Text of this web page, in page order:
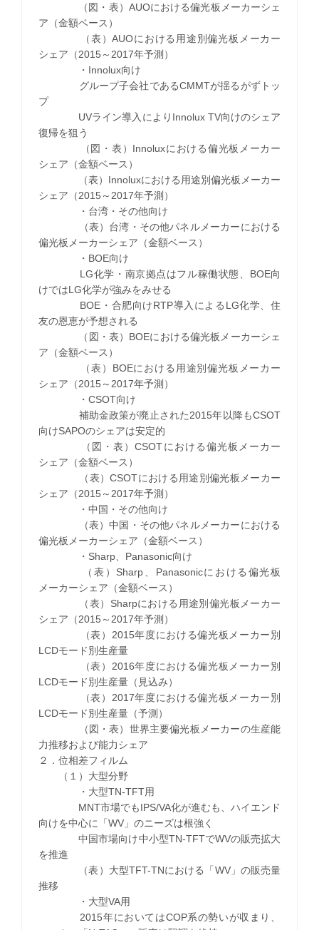
（図・表）AUOにおける偏光板メーカーシェ
ア（金額ベース）
（表）AUOにおける用途別偏光板メーカー
シェア（2015～2017年予測）
・Innolux向け
グループ子会社であるCMMTが揺るがずトッ
プ
UVライン導入によりInnolux TV向けのシェア
復帰を狙う
（図・表）Innoluxにおける偏光板メーカー
シェア（金額ベース）
（表）Innoluxにおける用途別偏光板メーカー
シェア（2015～2017年予測）
・台湾・その他向け
（表）台湾・その他パネルメーカーにおける
偏光板メーカーシェア（金額ベース）
・BOE向け
LG化学・南京拠点はフル稼働状態、BOE向
けではLG化学が強みをみせる
BOE・合肥向けRTP導入によるLG化学、住
友の恩恵が予想される
（図・表）BOEにおける偏光板メーカーシェ
ア（金額ベース）
（表）BOEにおける用途別偏光板メーカー
シェア（2015～2017年予測）
・CSOT向け
補助金政策が廃止された2015年以降もCSOT
向けSAPOのシェアは安定的
（図・表）CSOTにおける偏光板メーカー
シェア（金額ベース）
（表）CSOTにおける用途別偏光板メーカー
シェア（2015～2017年予測）
・中国・その他向け
（表）中国・その他パネルメーカーにおける
偏光板メーカーシェア（金額ベース）
・Sharp、Panasonic向け
（表）Sharp、Panasonicにおける偏光板
メーカーシェア（金額ベース）
（表）Sharpにおける用途別偏光板メーカー
シェア（2015～2017年予測）
（表）2015年度における偏光板メーカー別
LCDモード別生産量
（表）2016年度における偏光板メーカー別
LCDモード別生産量（見込み）
（表）2017年度における偏光板メーカー別
LCDモード別生産量（予測）
（図・表）世界主要偏光板メーカーの生産能
力推移および能力シェア
２．位相差フィルム
（１）大型分野
・大型TN-TFT用
MNT市場でもIPS/VA化が進むも、ハイエンド
向けを中心に「WV」のニーズは根強く
中国市場向け中小型TN-TFTでWVの販売拡大
を推進
（表）大型TFT-TNにおける「WV」の販売量
推移
・大型VA用
2015年においてはCOP系の勢いが収まり、